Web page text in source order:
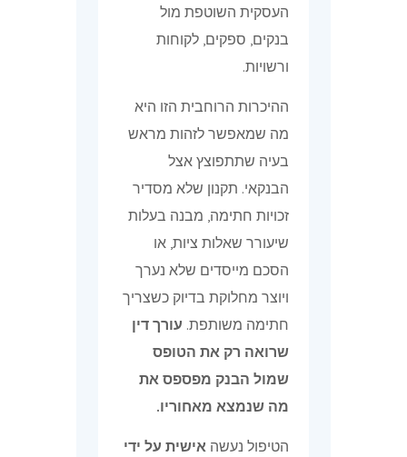
העסקית השוטפת מול
בנקים, ספקים, לקוחות
ורשויות.
ההיכרות הרוחבית הזו היא
מה שמאפשר לזהות מראש
בעיה שתתפוצץ אצל
הבנקאי. תקנון שלא מסדיר
זכויות חתימה, מבנה בעלות
שיעורר שאלות ציות, או
הסכם מייסדים שלא נערך
ויוצר מחלוקת בדיוק כשצריך
חתימה משותפת. עורך דין
שרואה רק את הטופס
שמול הבנק מפספס את
מה שנמצא מאחוריו.
הטיפול נעשה אישית על ידי